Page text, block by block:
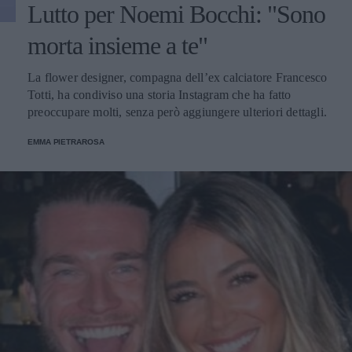
Lutto per Noemi Bocchi: "Sono
morta insieme a te"
La flower designer, compagna dell’ex calciatore Francesco
Totti, ha condiviso una storia Instagram che ha fatto
preoccupare molti, senza però aggiungere ulteriori dettagli.
EMMA PIETRAROSA